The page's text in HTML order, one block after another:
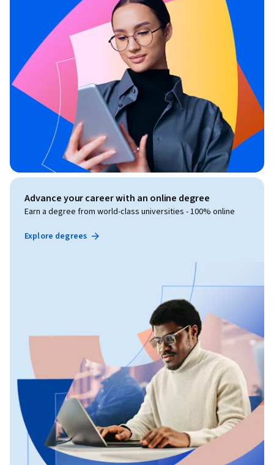
Advance your career with an online degree
Earn a degree from world-class universities - 100% online
Explore degrees